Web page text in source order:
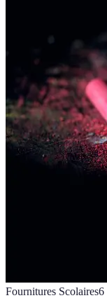
Fournitures Scolaires6